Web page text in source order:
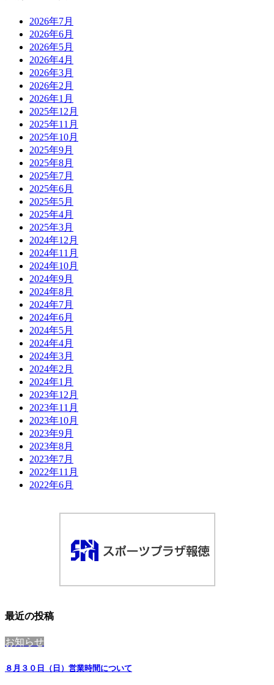
2026年7月
2026年6月
2026年5月
2026年4月
2026年3月
2026年2月
2026年1月
2025年12月
2025年11月
2025年10月
2025年9月
2025年8月
2025年7月
2025年6月
2025年5月
2025年4月
2025年3月
2024年12月
2024年11月
2024年10月
2024年9月
2024年8月
2024年7月
2024年6月
2024年5月
2024年4月
2024年3月
2024年2月
2024年1月
2023年12月
2023年11月
2023年10月
2023年9月
2023年8月
2023年7月
2022年11月
2022年6月
最近の投稿
お知らせ
８月３０日（日）営業時間について